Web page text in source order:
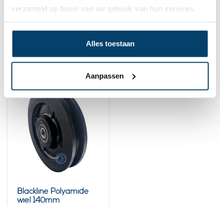
verzameld op basis van uw gebruik van hun services.
Alles toestaan
Aanpassen
Blackline Polyamide
wiel 140mm